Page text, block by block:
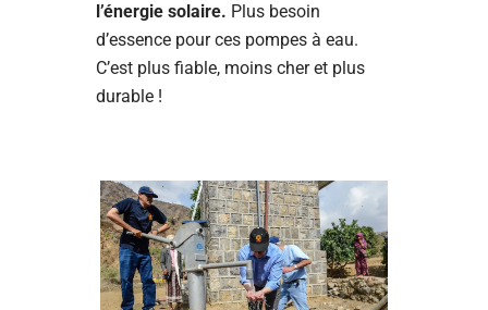
l’énergie solaire. Plus besoin
d’essence pour ces pompes à eau.
C’est plus fiable, moins cher et plus
durable !